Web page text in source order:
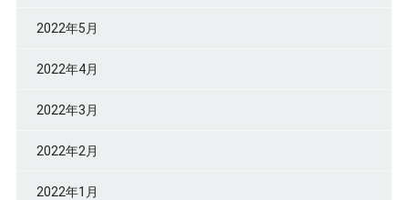
2022年5月
2022年4月
2022年3月
2022年2月
2022年1月